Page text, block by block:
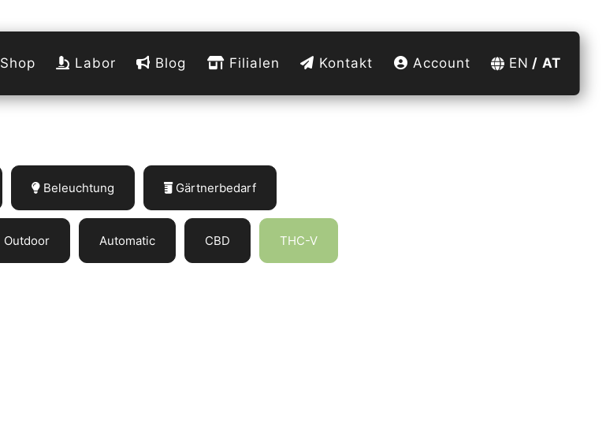
Shop Labor Blog Filialen Kontakt Account EN AT
Beleuchtung Gärtnerbedarf
Outdoor Automatic CBD THC-V